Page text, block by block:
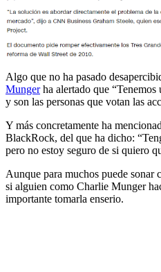
Algo que no ha pasado
Mungerha alertado que “Tenemos
y son las personas que votan las
Y más concretamente ha
BlackRock, del que ha dicho:
pero no estoy seguro de si quiero
Aunque para muchos puede sonar
si alguien como Charlie Munger
importante tomarla enserio.